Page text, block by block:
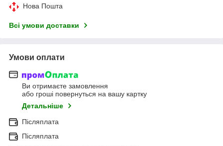
Нова Пошта
Всі умови доставки
Умови оплати
Ви отримаєте замовлення
або гроші повернуться на вашу картку
Детальніше
Післяплата
Післяплата